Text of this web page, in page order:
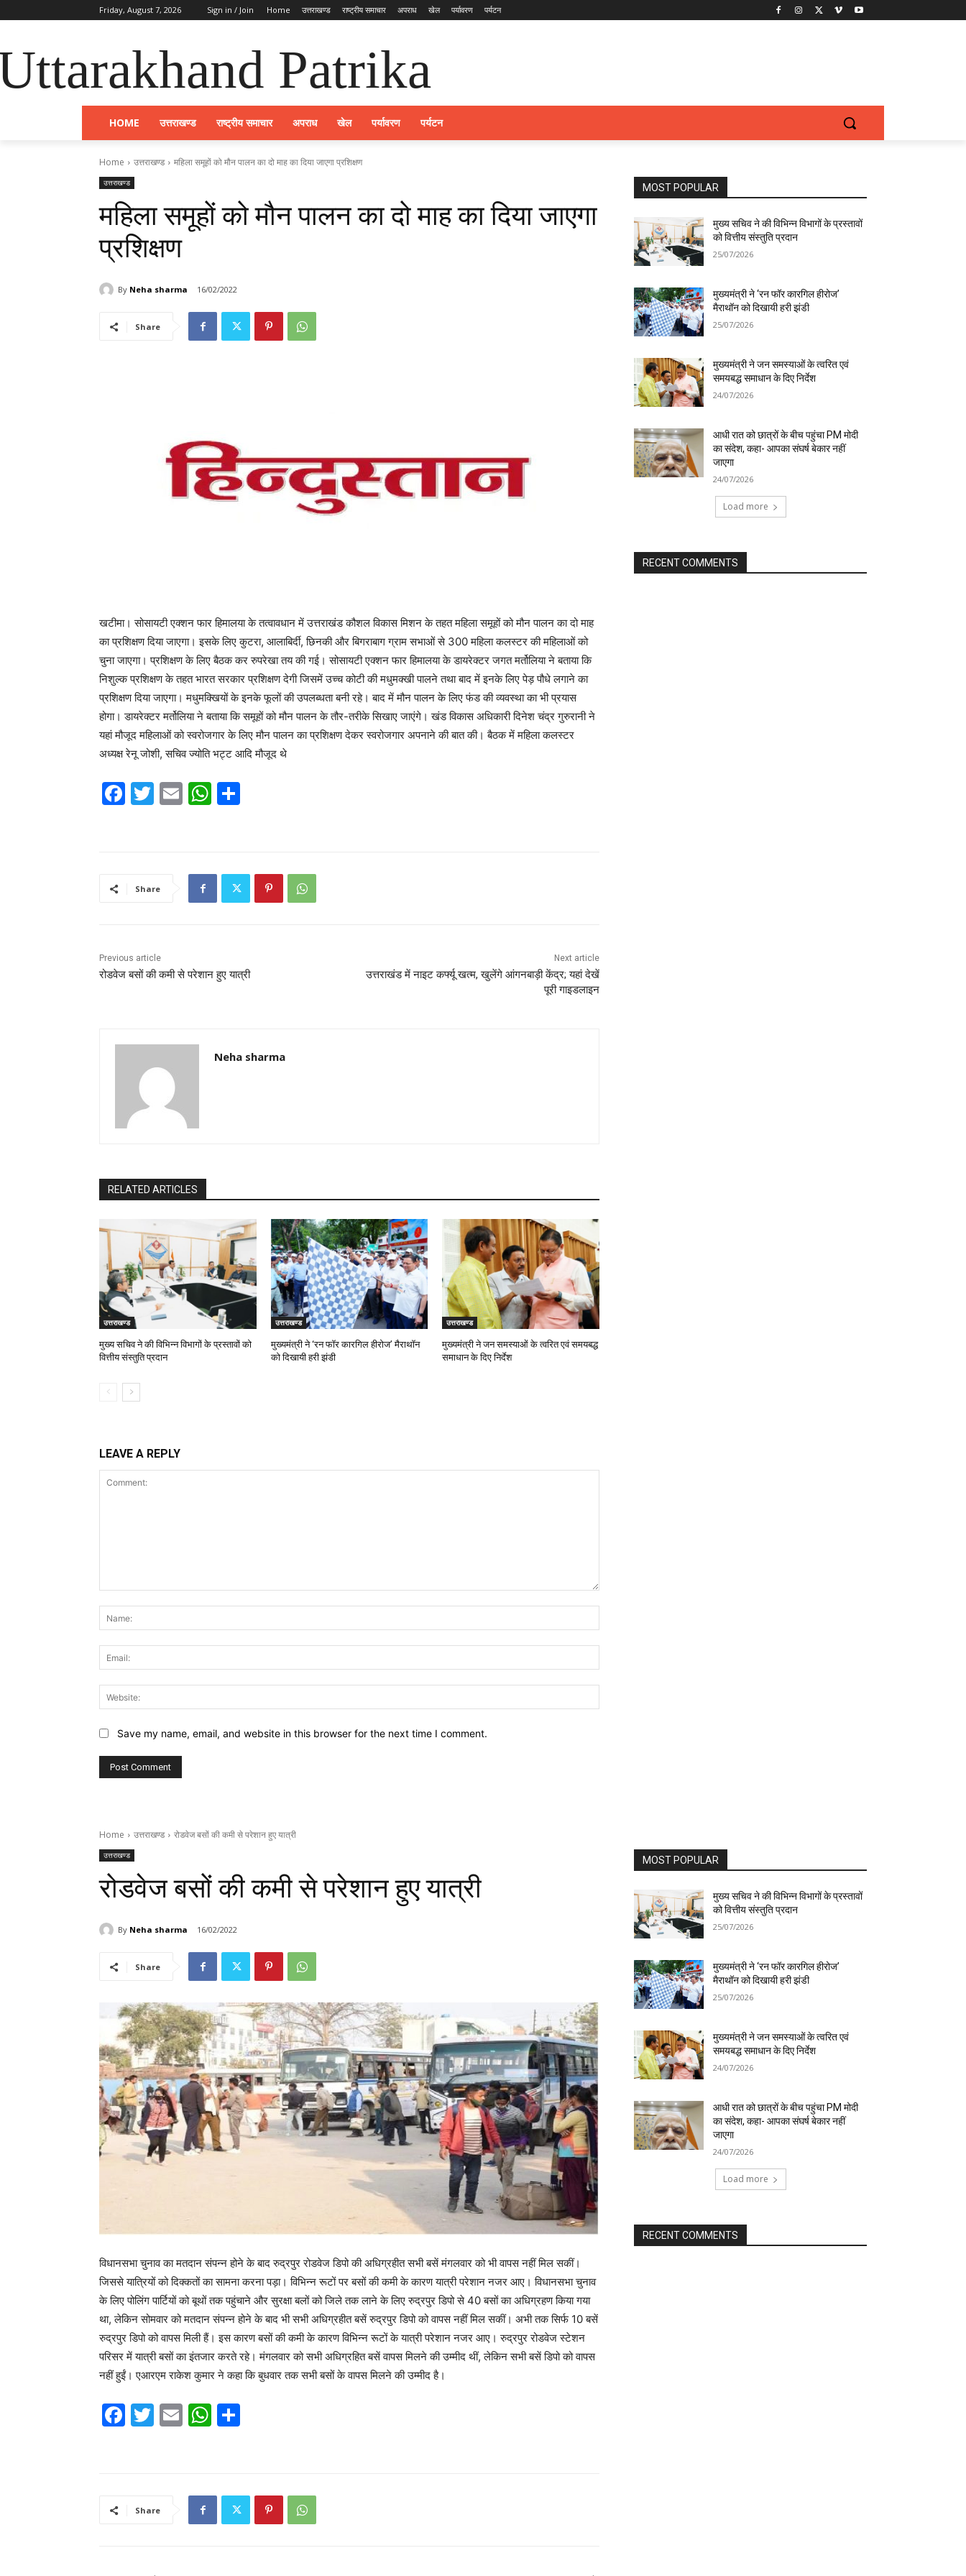
Friday, August 7, 2026 Sign in / Join Home उत्तराखण्ड राष्ट्रीय समाचार अपराध खेल पर्यावरण पर्यटन
Patrika
HOME उत्तराखण्ड राष्ट्रीय समाचार अपराध खेल पर्यावरण पर्यटन
Home उत्तराखण्ड महिला समूहों को मौन पालन का दो माह का दिया जाएगा प्रशिक्षण
उत्तराखण्ड
महिला समूहों को मौन पालन का दो माह का दिया जाएगा
प्रशिक्षण
By Neha sharma 16/02/2022
Share
खटीमा। सोसायटी एक्शन फार हिमालया के तत्वावधान में उत्तराखंड कौशल विकास मिशन के तहत महिला समूहों को मौन पालन का दो माह
का प्रशिक्षण दिया जाएगा। इसके लिए कुटरा, आलाबिर्दी, छिनकी और बिगराबाग ग्राम सभाओं से 300 महिला कलस्टर की महिलाओं को
चुना जाएगा। प्रशिक्षण के लिए बैठक कर रुपरेखा तय की गई। सोसायटी एक्शन फार हिमालया के डायरेक्टर जगत मर्तोलिया ने बताया कि
निशुल्क प्रशिक्षण के तहत भारत सरकार प्रशिक्षण देगी जिसमें उच्च कोटी की मधुमक्खी पालने तथा बाद में इनके लिए पेड़ पौधे लगाने का
प्रशिक्षण दिया जाएगा। मधुमक्खियों के इनके फूलों की उपलब्धता बनी रहे। बाद में मौन पालन के लिए फंड की व्यवस्था का भी प्रयास
होगा। डायरेक्टर मर्तोलिया ने बताया कि समूहों को मौन पालन के तौर-तरीके सिखाए जाएंगे। खंड विकास अधिकारी दिनेश चंद्र गुरुरानी ने
यहां मौजूद महिलाओं को स्वरोजगार के लिए मौन पालन का प्रशिक्षण देकर स्वरोजगार अपनाने की बात की। बैठक में महिला कलस्टर
अध्यक्ष रेनू जोशी, सचिव ज्योति भट्ट आदि मौजूद थे
F
b
k
T
E
W
A
p
Share
Previous article
रोडवेज बसों की कमी से परेशान हुए यात्री
Next article
उत्तराखंड में नाइट कर्फ्यू खत्म, खुलेंगे आंगनबाड़ी केंद्र; यहां देखें
पूरी गाइडलाइन
Neha sharma
RELATED ARTICLES
उत्तराखण्ड
मुख्य सचिव ने की विभिन्न विभागों के प्रस्तावों को
वित्तीय संस्तुति प्रदान
उत्तराखण्ड
मुख्यमंत्री ने ‘रन फॉर कारगिल हीरोज’ मैराथॉन
को दिखायी हरी झंडी
उत्तराखण्ड
मुख्यमंत्री ने जन समस्याओं के त्वरित एवं समयबद्ध
समाधान के दिए निर्देश
LEAVE A REPLY
Save my name, email, and website in this browser for the next time I comment.
MOST POPULAR
मुख्य सचिव ने की विभिन्न विभागों के प्रस्तावों
को वित्तीय संस्तुति प्रदान
25/07/2026
मुख्यमंत्री ने ‘रन फॉर कारगिल हीरोज’
मैराथॉन को दिखायी हरी झंडी
25/07/2026
मुख्यमंत्री ने जन समस्याओं के त्वरित एवं
समयबद्ध समाधान के दिए निर्देश
24/07/2026
आधी रात को छात्रों के बीच पहुंचा PM मोदी
का संदेश, कहा- आपका संघर्ष बेकार नहीं
जाएगा
24/07/2026
Load more
RECENT COMMENTS